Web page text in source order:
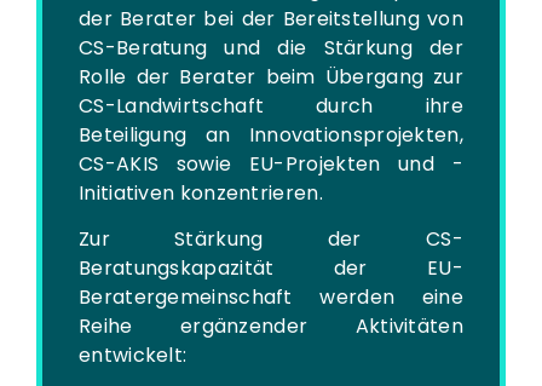
der Berater bei der Bereitstellung von
CS-Beratung und die Stärkung der
Rolle der Berater beim Übergang zur
CS-Landwirtschaft durch ihre
Beteiligung an Innovationsprojekten,
CS-AKIS sowie EU-Projekten und -
Initiativen konzentrieren.
Zur Stärkung der CS-
Beratungskapazität der EU-
Beratergemeinschaft werden eine
Reihe ergänzender Aktivitäten
entwickelt: